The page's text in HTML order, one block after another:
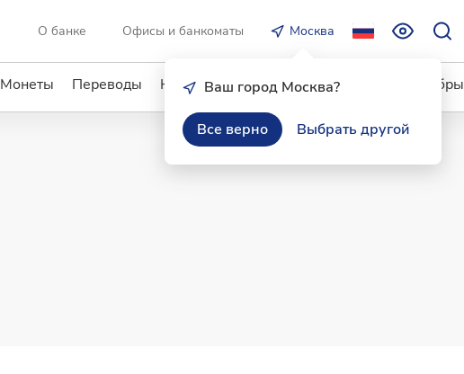
О банке Офисы и банкоматы Москва
Ваш город Москва?
Все верно Выбрать другой
Монеты Переводы Кредиты Услуги и сервисы Бобры добры